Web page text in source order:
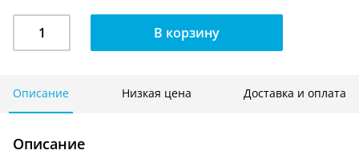
(АКЦИЯ!)
NP
1200
х
В корзину
Описание Низкая цена Доставка и оплата
Описание